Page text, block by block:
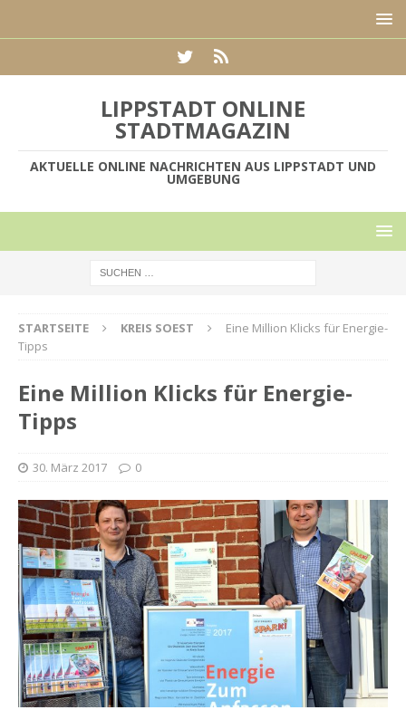
LIPPSTADT ONLINE
STADTMAGAZIN
AKTUELLE ONLINE NACHRICHTEN AUS LIPPSTADT UND
UMGEBUNG
STARTSEITE KREIS SOEST
Eine Million Klicks für Energie-
Tipps
Eine Million Klicks für Energie-
Tipps
30. März 2017 0